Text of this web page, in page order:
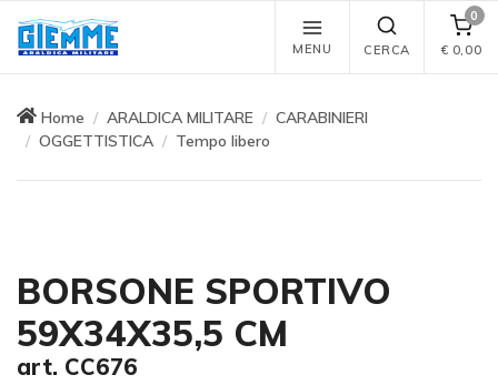
MENU CERCA
0
€ 0,00
Home ARALDICA MILITARE
CARABINIERI
OGGETTISTICA
Tempo libero
BORSONE SPORTIVO
59X34X35,5 CM
art. CC676